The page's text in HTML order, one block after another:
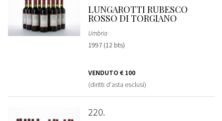
LUNGAROTTI RUBESCO
ROSSO DI TORGIANO
Umbria
1997 (12 bts)
VENDUTO € 100
(diritti d'asta esclusi)
220